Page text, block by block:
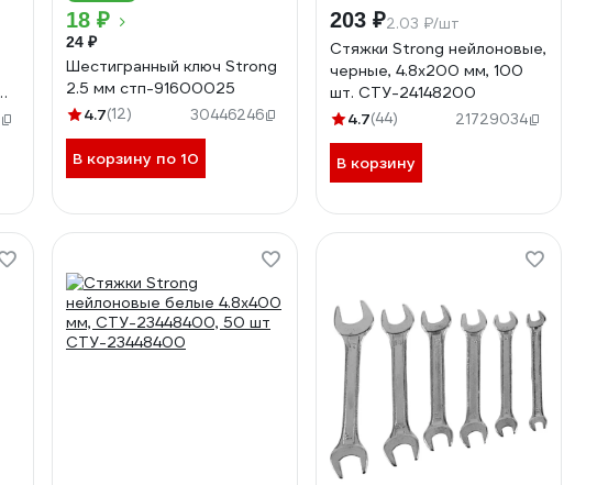
18 ₽
24 ₽
Шестигранный ключ Strong
2.5 мм стп-91600025
4.7(12) 30446246
В корзину по 10
203 ₽2.03 ₽/шт
Стяжки Strong нейлоновые,
черные, 4.8x200 мм, 100
шт. СTУ-24148200
4.7(44) 21729034
В корзину